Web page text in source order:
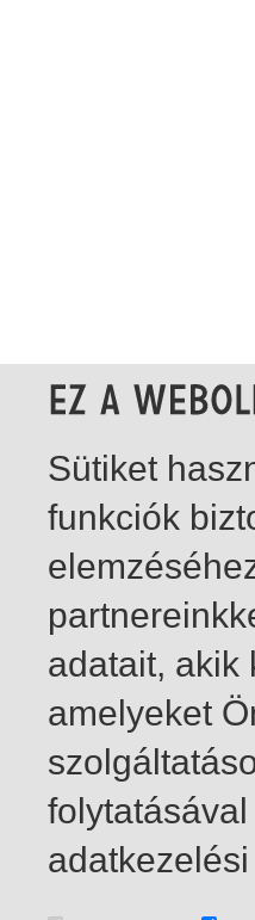
1-2 / total 2 hit
Sütiket
funkciók
adatait, akik
amelyeket